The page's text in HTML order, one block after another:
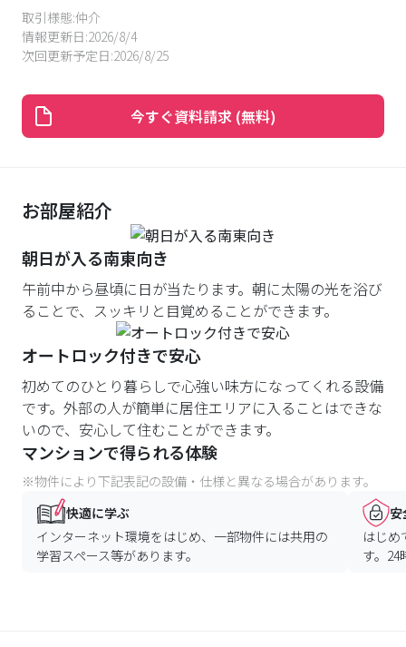
取引様態:仲介
情報更新日:2026/8/4
次回更新予定日:2026/8/25
今すぐ資料請求 (無料)
お部屋紹介
朝日が入る南東向き
午前中から昼頃に日が当たります。朝に太陽の光を浴び
ることで、スッキリと目覚めることができます。
オートロック付きで安心
初めてのひとり暮らしで心強い味方になってくれる設備
です。外部の人が簡単に居住エリアに入ることはできな
いので、安心して住むことができます。
マンションで得られる体験
※物件により下記表記の設備・仕様と異なる場合があります。
快適に学ぶ
インターネット環境をはじめ、一部物件には共用の
学習スペース等があります。
はじめ
す。24